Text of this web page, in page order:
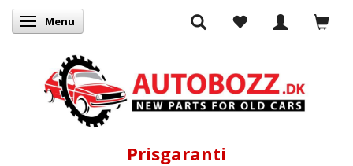
Skifte navigation
Menu
Prisgaranti